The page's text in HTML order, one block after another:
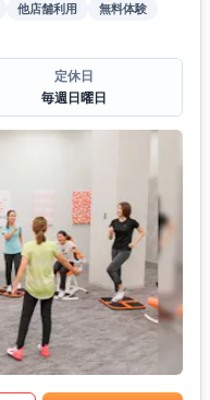
他店舗利用
無料体験
定休日
毎週日曜日